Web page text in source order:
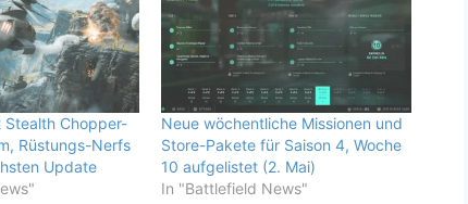
Chopper-
Rüstungs-Nerfs
Update
Neue wöchentliche Missionen und
Store-Pakete für Saison 4, Woche
10 aufgelistet (2. Mai)
In "Battlefield News"